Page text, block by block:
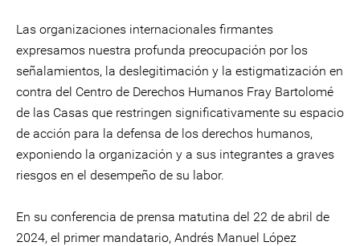
Las organizaciones internacionales firmantes
expresamos nuestra profunda preocupación por los
señalamientos, la deslegitimación y la estigmatización en
contra del Centro de Derechos Humanos Fray Bartolomé
de las Casas que restringen significativamente su espacio
de acción para la defensa de los derechos humanos,
exponiendo la organización y a sus integrantes a graves
riesgos en el desempeño de su labor.
En su conferencia de prensa matutina del 22 de abril de
2024, el primer mandatario, Andrés Manuel López